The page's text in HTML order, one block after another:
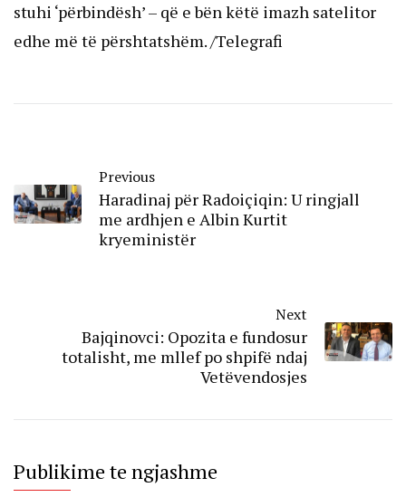
stuhi ‘përbindësh’ – që e bën këtë imazh satelitor
edhe më të përshtatshëm. /Telegrafi
Previous
Haradinaj për Radoiçiqin: U ringjall
me ardhjen e Albin Kurtit
kryeministër
Next
Bajqinovci: Opozita e fundosur
totalisht, me mllef po shpifë ndaj
Vetëvendosjes
Publikime te ngjashme